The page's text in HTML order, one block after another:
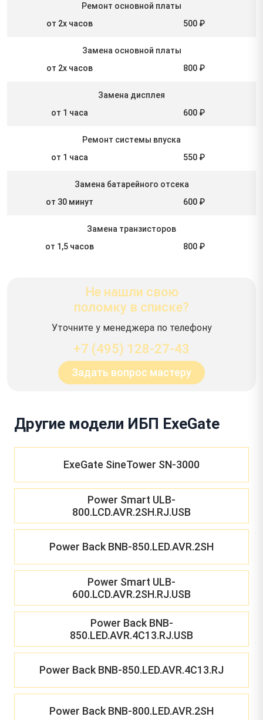
Ремонт основной платы
от 2х часов
500 ₽
Замена основной платы
от 2х часов
800 ₽
Замена дисплея
от 1 часа
600 ₽
Ремонт системы впуска
от 1 часа
550 ₽
Замена батарейного отсека
от 30 минут
600 ₽
Замена транзисторов
от 1,5 часов
800 ₽
Не нашли свою
поломку в списке?
Уточните у менеджера по телефону
+7 (495) 128-27-43
Задать вопрос мастеру
Другие модели ИБП ExeGate
ExeGate SineTower SN-3000
Power Smart ULB-
800.LCD.AVR.2SH.RJ.USB
Power Back BNB-850.LED.AVR.2SH
Power Smart ULB-
600.LCD.AVR.2SH.RJ.USB
Power Back BNB-
850.LED.AVR.4C13.RJ.USB
Power Back BNB-850.LED.AVR.4C13.RJ
Power Back BNB-800.LED.AVR.2SH